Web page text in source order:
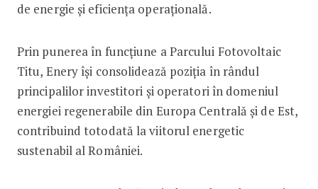
de energie și eficiența operațională.
Prin punerea în funcțiune a Parcului Fotovoltaic
Titu, Enery își consolidează poziția în rândul
principalilor investitori și operatori în domeniul
energiei regenerabile din Europa Centrală și de Est,
contribuind totodată la viitorul energetic
sustenabil al României.